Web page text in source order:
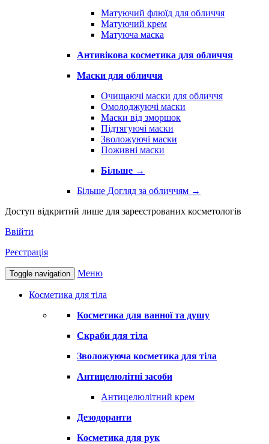
Матуючий флюїд для обличчя
Матуючий крем
Матуюча маска
Антивікова косметика для обличчя
Маски для обличчя
Очищаючі маски для обличчя
Омолоджуючі маски
Маски від зморшок
Підтягуючі маски
Зволожуючі маски
Поживні маски
Більше →
Більше Догляд за обличчям →
Доступ відкритий лише для зареєстрованих косметологів
Ввійти
Реєстрація
Toggle navigation Меню
Косметика для тіла
Косметика для ванної та душу
Скраби для тіла
Зволожуюча косметика для тіла
Антицелюлітні засоби
Антицелюлітний крем
Дезодоранти
Косметика для рук